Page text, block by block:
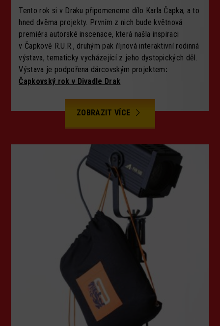
Tento rok si v Draku připomeneme dílo Karla Čapka, a to
hned dvěma projekty. Prvním z nich bude květnová
premiéra autorské inscenace, která našla inspiraci
v Čapkově R.U.R., druhým pak říjnová interaktivní rodinná
výstava, tematicky vycházející z jeho dystopických děl.
Výstava je podpořena dárcovským projektem:
Čapkovský rok v Divadle Drak
ZOBRAZIT VÍCE